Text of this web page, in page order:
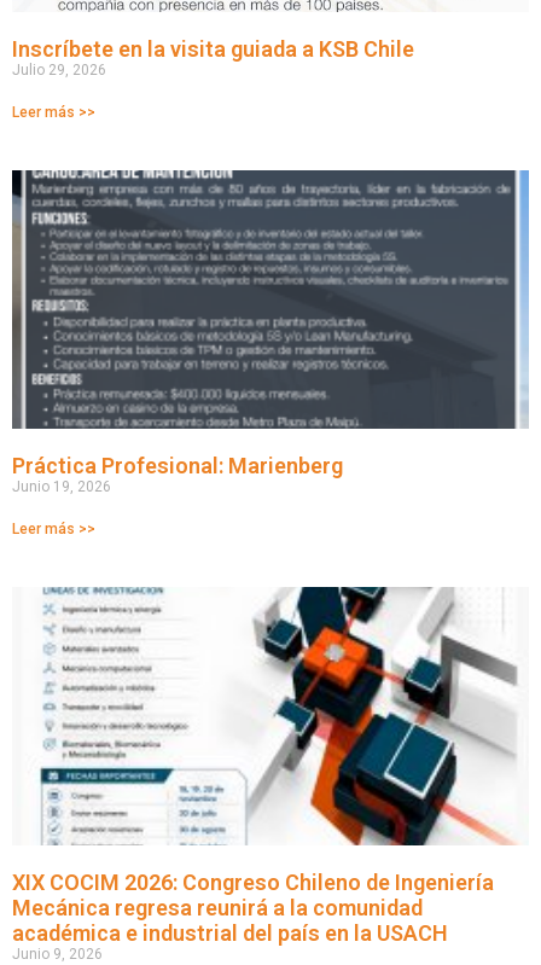
Inscríbete en la visita guiada a KSB Chile
Julio 29, 2026
Leer más >>
Práctica Profesional: Marienberg
Junio 19, 2026
Leer más >>
XIX COCIM 2026: Congreso Chileno de Ingeniería
Mecánica regresa reunirá a la comunidad
académica e industrial del país en la USACH
Junio 9, 2026